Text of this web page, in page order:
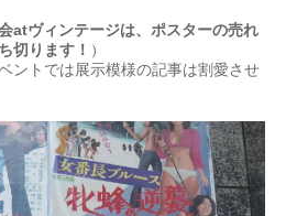
atヴィンテージは、ポスターの売れ
切ります！ ）
ントでは展示模様の記事は割愛させ